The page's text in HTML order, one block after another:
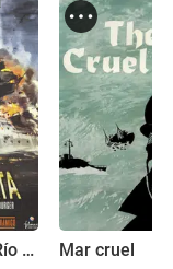
La batalla del Río de la Plata Mar cruel